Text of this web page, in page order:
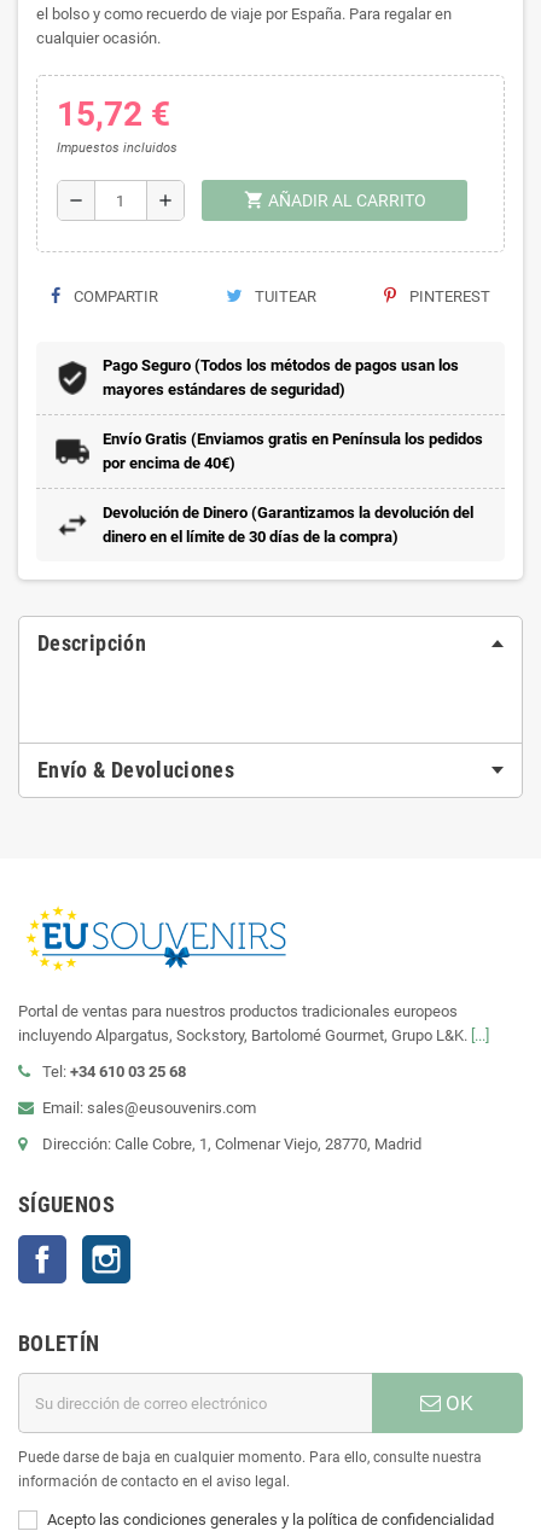
el bolso y como recuerdo de viaje por España. Para regalar en
cualquier ocasión.
15,72 €
Impuestos incluidos
remove add shopping_cart AÑADIR AL CARRITO
COMPARTIR TUITEAR PINTEREST
Pago Seguro (Todos los métodos de pagos usan los
mayores estándares de seguridad)
Envío Gratis (Enviamos gratis en Península los pedidos
por encima de 40€)
Devolución de Dinero (Garantizamos la devolución del
dinero en el límite de 30 días de la compra)
Descripción
Envío & Devoluciones
Portal de ventas para nuestros productos tradicionales europeos
incluyendo Alpargatus, Sockstory, Bartolomé Gourmet, Grupo L&K. [...]
Tel: +34 610 03 25 68
Email: sales@eusouvenirs.com
Dirección: Calle Cobre, 1, Colmenar Viejo, 28770, Madrid
SÍGUENOS
Facebook
BOLETÍN
OK
Puede darse de baja en cualquier momento. Para ello, consulte nuestra
información de contacto en el aviso legal.
Acepto las condiciones generales y la política de confidencialidad